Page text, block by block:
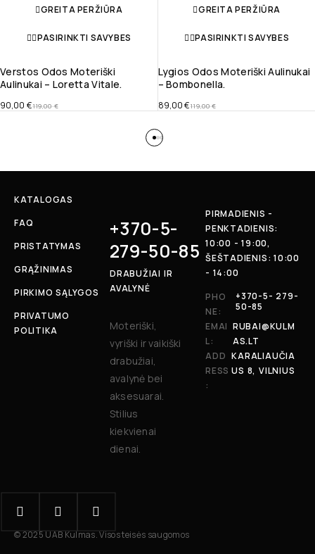
GREITA PERŽIŪRA
PASIRINKTI SAVYBES
Verstos Odos Moteriški
Aulinukai – Loretta Vitale.
119,00€
90,00 €
GREITA PERŽIŪRA
PASIRINKTI SAVYBES
Lygios Odos Moteriški Aulinukai
– Bombonella.
119,00€
89,00€
KATALOGAS
FAQ
PRISTATYMAS
GRĄŽINIMAS
PIRKIMO SĄLYGOS
PRIVATUMO
POLITIKA
+370-5-
279-50-85
DRABUŽIAI IR
AVALYNĖ
Moteriški,
vyriški ir vaikiški
drabužiai,
avalynė bei
aksesuarai.
Stilius
kiekvienai
dienai.
PIRMADIENIS -
PENKTADIENIS:
10:00 - 19:00,
ŠEŠTADIENIS: 10:00
- 14:00
PHO
NE:
+370-5- 279-
50-85
EMAI
L:
RUBAI@KULM
AS.LT
ADD
RESS
:
KARALIAUČIA
US 8, VILNIUS
© 2025 UAB Kulmas. Visos teisės saugomos